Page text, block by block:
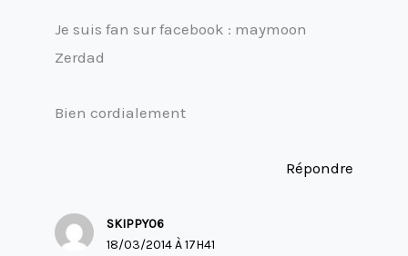
Je suis fan sur facebook : maymoon
Zerdad
Bien cordialement
Répondre
SKIPPY06
18/03/2014 À 17H41